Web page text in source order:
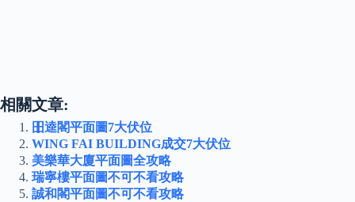
相關文章:
昍逵閣平面圖7大伏位
WING FAI BUILDING成交7大伏位
美樂華大廈平面圖全攻略
瑞寧樓平面圖不可不看攻略
誠和閣平面圖不可不看攻略